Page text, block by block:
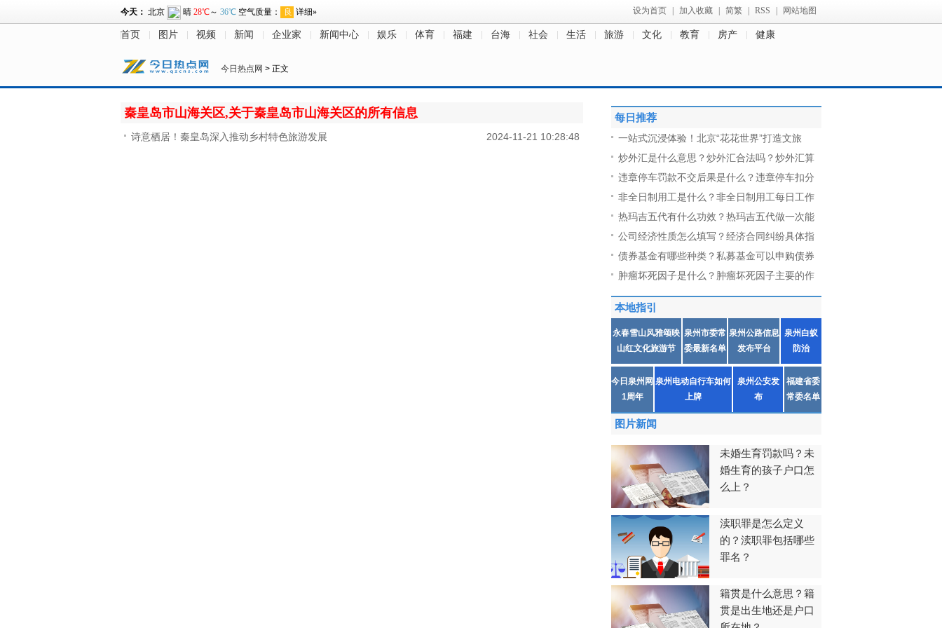
设为首页 加入收藏 简繁 RSS 网站地图
首页 图片 视频 新闻 企业家 新闻中心 娱乐 体育 福建 台海 社会 生活 旅游 文化 教育 房产 健康
今日热点网 > 正文
秦皇岛市山海关区,关于秦皇岛市山海关区的所有信息
2024-11-21 10:28:48
诗意栖居！秦皇岛深入推动乡村特色旅游发展
每日推荐
一站式沉浸体验！北京“花花世界”打造文旅
炒外汇是什么意思？炒外汇合法吗？炒外汇算
违章停车罚款不交后果是什么？违章停车扣分
非全日制用工是什么？非全日制用工每日工作
热玛吉五代有什么功效？热玛吉五代做一次能
公司经济性质怎么填写？经济合同纠纷具体指
债券基金有哪些种类？私募基金可以申购债券
肿瘤坏死因子是什么？肿瘤坏死因子主要的作
本地指引
永春雪山风雅颂映
山红文化旅游节
泉州市委常
委最新名单
泉州公路信息
发布平台
泉州白蚁
防治
今日泉州网
1周年
泉州电动自行车如何
上牌
泉州公安发
布
福建省委
常委名单
图片新闻
未婚生育罚款吗？未
婚生育的孩子户口怎
么上？
渎职罪是怎么定义
的？渎职罪包括哪些
罪名？
籍贯是什么意思？籍
贯是出生地还是户口